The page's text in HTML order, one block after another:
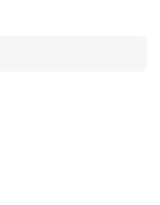
氪金不存在。
1钻石，天天购天天